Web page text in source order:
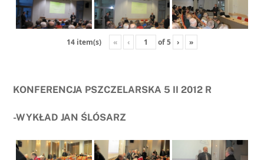
14 item(s) « ‹ of5 › »
KONFERENCJA PSZCZELARSKA 5 II 2012 R
-WYKŁAD JAN ŚLÓSARZ